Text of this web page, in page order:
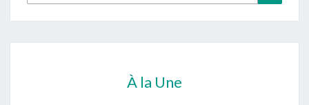
À la Une